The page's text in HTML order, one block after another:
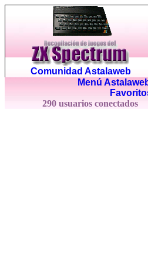
Comunidad Astalaweb
Menú
290 usuarios conectados